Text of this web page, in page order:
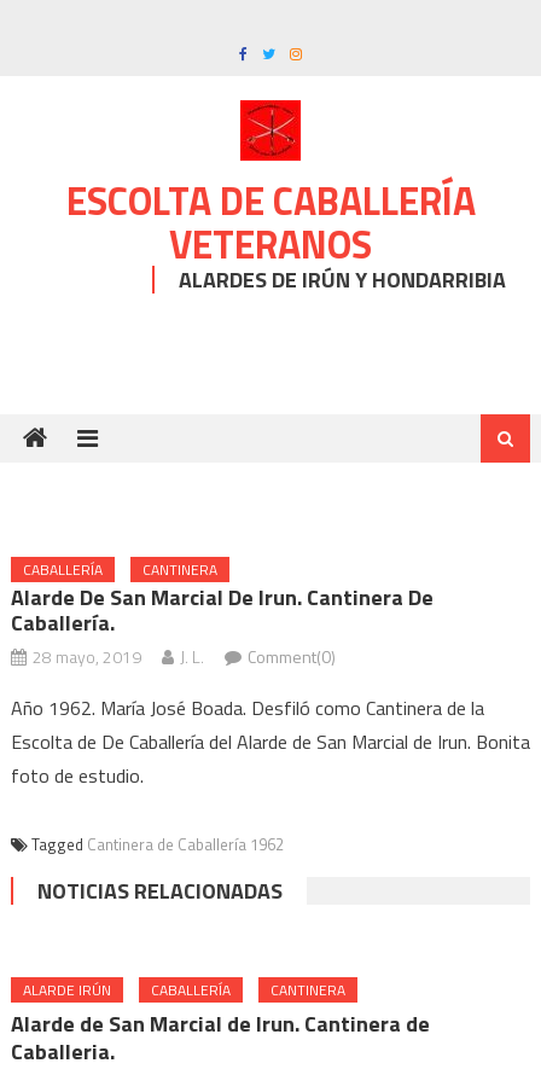
ESCOLTA DE CABALLERÍA
VETERANOS
ALARDES DE IRÚN Y HONDARRIBIA
CABALLERÍA CANTINERA
Alarde De San Marcial De Irun. Cantinera De
Caballería.
28 mayo, 2019 J. L. Comment(0)
Año 1962. María José Boada. Desfiló como Cantinera de la
Escolta de De Caballería del Alarde de San Marcial de Irun. Bonita
foto de estudio.
Tagged Cantinera de Caballería 1962
NOTICIAS RELACIONADAS
ALARDE IRÚN CABALLERÍA CANTINERA
Alarde de San Marcial de Irun. Cantinera de
Caballeria.